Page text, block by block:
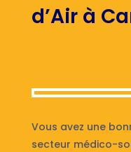
d’Air à
Vous avez une
secteur médico-